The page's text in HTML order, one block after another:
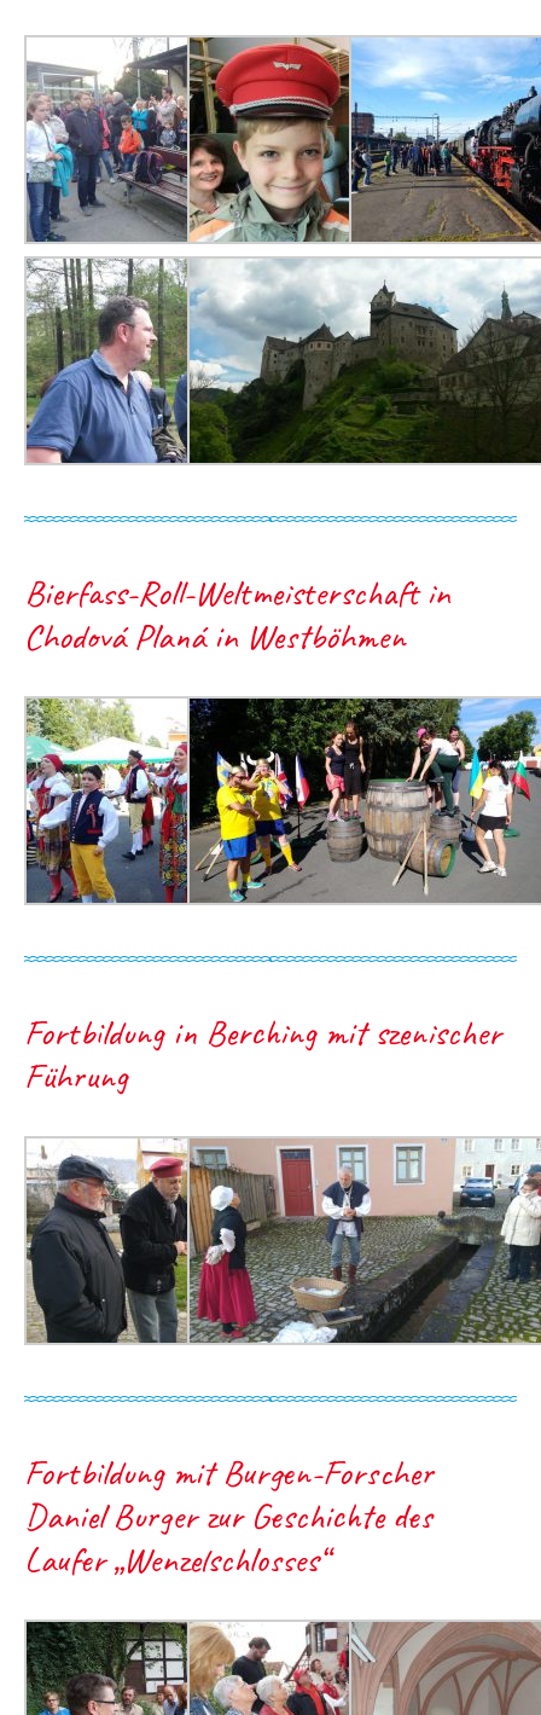
Bierfass-Roll-Weltmeisterschaft in
Chodová Planá in Westböhmen
Fortbildung in Berching mit szenischer
Führung
Fortbildung mit Burgen-Forscher
Daniel Burger zur Geschichte des
Laufer „Wenzelschlosses“